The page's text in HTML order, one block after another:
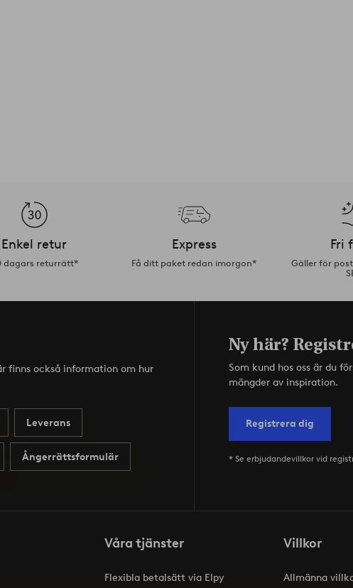
Enkel retur
dagars returrätt*
Express
Få ditt paket redan imorgon*
Fri
Gäller för
finns också information om hur
Leverans
Ångerrättsformulär
Ny här?
Som kund hos oss är du
mängder av inspiration.
Registrera dig
* Se erbjudandevillkor vid
Våra tjänster
Flexibla betalsätt via Elpy
Villkor
Allmänna